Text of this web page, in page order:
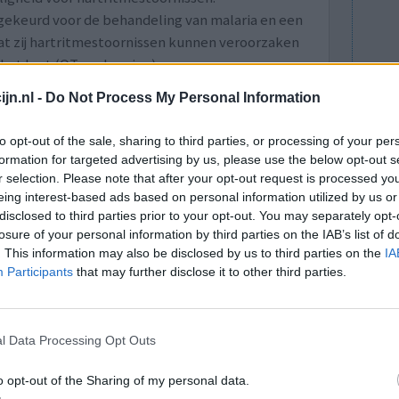
- Do Not Process My Personal Information
opt-out of the sale, sharing to third parties, or processing of your
for targeted advertising by us, please use the below opt-out
selection. Please note that after your opt-out request is processed
interest-based ads based on personal information utilized by us
to third parties prior to your opt-out. You may separately
of your personal information by third parties on the IAB’s list of
This information may also be disclosed by us to third parties on the
Participants that may further disclose it to other third parties.
Data Processing Opt Outs
opt-out of the Sharing of my personal data.
voor de behandeling van malaria en een
zij hartritmestoornissen kunnen veroorzaken
hart (QT-verlenging).
link naar artikel van CBG
(23-04-2020)
leeftijd algehele tevredenheid
2
Guinea.
zoiets